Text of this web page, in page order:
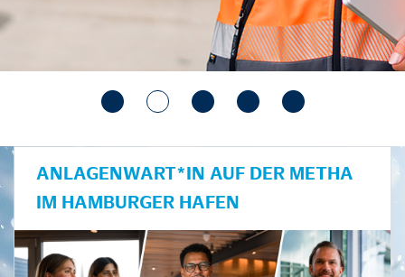
ANLAGENWART*IN AUF DER METHA
IM HAMBURGER HAFEN